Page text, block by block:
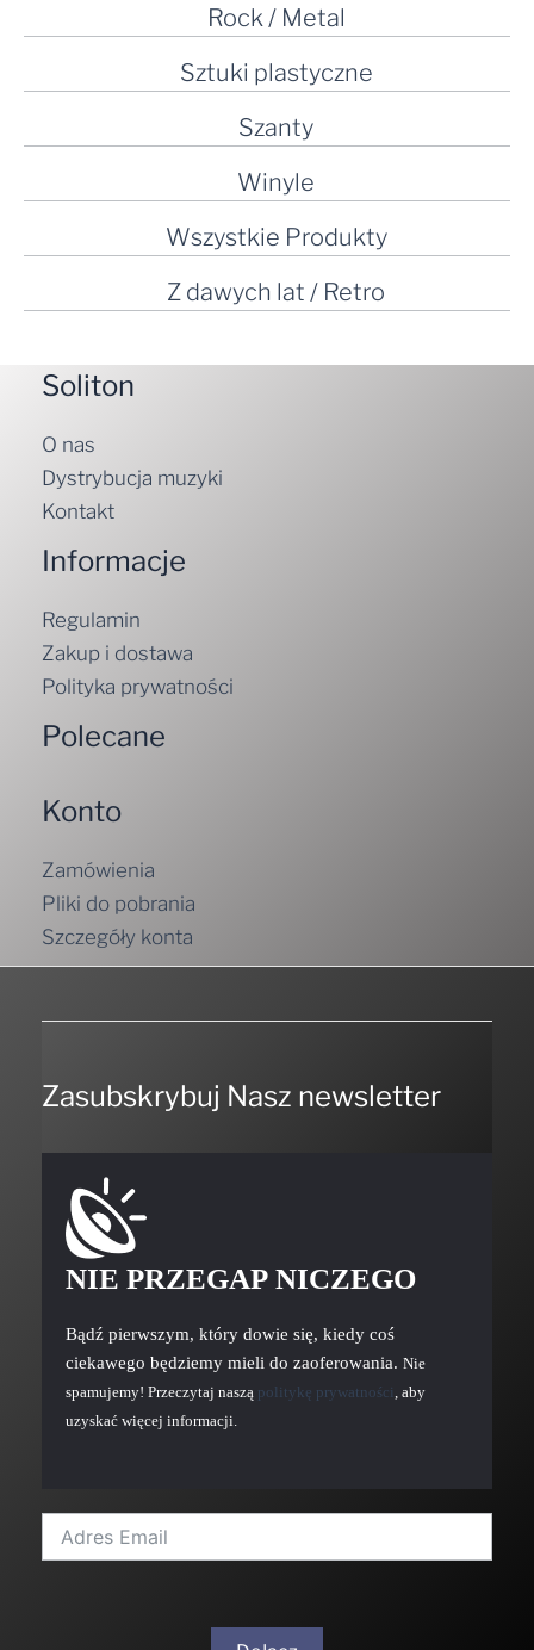
Rock / Metal
Sztuki plastyczne
Szanty
Winyle
Wszystkie Produkty
Z dawych lat / Retro
Soliton
O nas
Dystrybucja muzyki
Kontakt
Informacje
Regulamin
Zakup i dostawa
Polityka prywatności
Polecane
Konto
Zamówienia
Pliki do pobrania
Szczegóły konta
Zasubskrybuj Nasz newsletter
NIE PRZEGAP NICZEGO
Bądź pierwszym, który dowie się, kiedy coś
ciekawego będziemy mieli do zaoferowania. Nie
spamujemy! Przeczytaj naszą politykę prywatności , aby
uzyskać więcej informacji.